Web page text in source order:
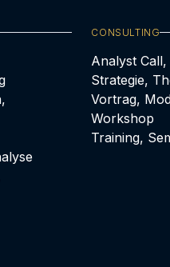
CONSULTING
Analyst
Strategie,
Vortrag,
Workshop
Training,